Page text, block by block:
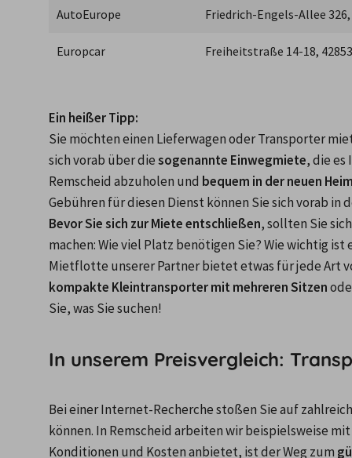
AutoEurope Friedrich-Engels-Allee
Europcar Freiheitstraße 14-18,
Ein heißer Tipp:
Sie möchten einen Lieferwagen oder Transporter
sich vorab über die sogenannte Einwegmiete, die
Remscheid abzuholen und bequem in der neuen
Gebühren für diesen Dienst können Sie sich vorab in
Bevor Sie sich zur Miete entschließen, sollten Sie
machen: Wie viel Platz benötigen Sie? Wie wichtig
Mietflotte unserer Partner bietet etwas für jede Art
kompakte Kleintransporter mit mehreren Sitzen
Sie, was Sie suchen!
In unserem Preisvergleich:
Bei einer Internet-Recherche stoßen Sie auf
können. In Remscheid arbeiten wir beispielsweise
Konditionen und Kosten anbietet, ist der Weg zum